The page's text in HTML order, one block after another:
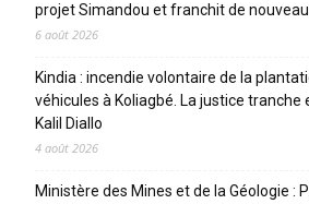
projet Simandou et franchit de
6 août 2026
Kindia : incendie volontaire de la
véhicules à Koliagbé. La justice tranche
Kalil Diallo
4 août 2026
Ministère des Mines et de la Géologie :